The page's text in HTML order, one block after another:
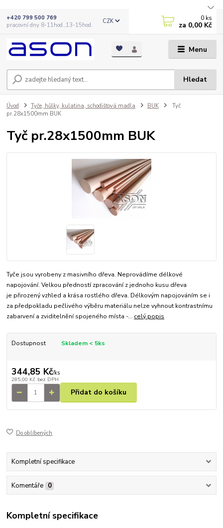
Menu
CZK
Hledat
+420 799 500 769
pracovní dny 8-11hod.,13-15hod.
0 ks
za 0,00 Kč
Úvod Tyče, hůlky, kulatina, schodišťová madla BUK
Tyč
pr.28x1500mm BUK
Tyč pr.28x1500mm BUK
Tyče jsou vyrobeny z masivního dřeva. Neprovádíme délkové
napojování. Velkou předností zpracování z jednoho kusu dřeva
je přirozený vzhled a krása rostlého dřeva. Délkovým napojováním se i
za předpokladu pečlivého výběru materiálu nelze vyhnout kontrastnímu
zabarvení a zviditelnění spojeného místa -... celý popis
Dostupnost Skladem < 5ks
344,85 Kč/ks
285,00 Kč bez DPH
Přidat do košíku
Do oblíbených
Kompletní specifikace
Komentáře 0
Kompletní specifikace